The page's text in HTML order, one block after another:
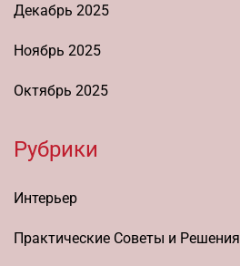
Декабрь 2025
Ноябрь 2025
Октябрь 2025
Рубрики
Интерьер
Практические Советы и Решения